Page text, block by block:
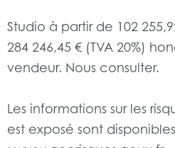
Studio à partir de 102
284 246,45 € (TVA 20%)
vendeur. Nous consulter.
Les informations sur les
est exposé sont